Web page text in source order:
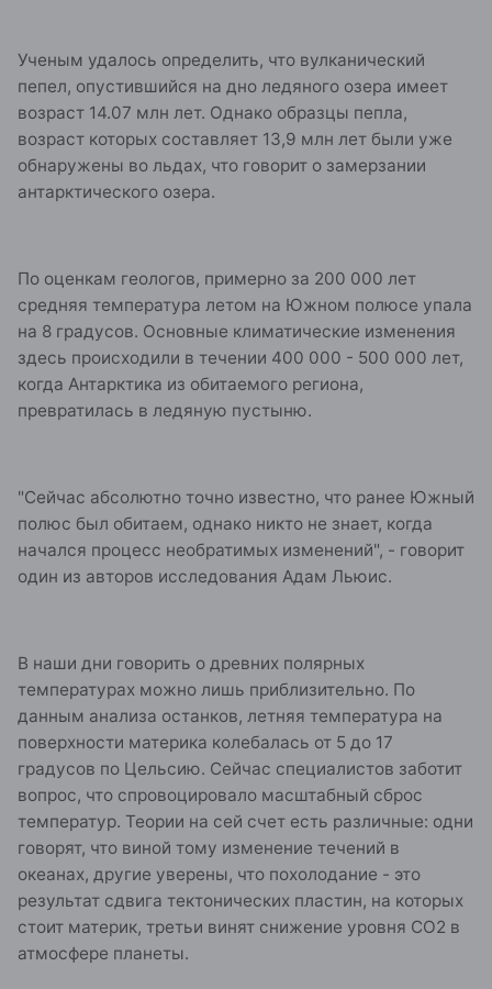
Ученым удалось определить, что вулканический
пепел, опустившийся на дно ледяного озера имеет
возраст 14.07 млн лет. Однако образцы пепла,
возраст которых составляет 13,9 млн лет были уже
обнаружены во льдах, что говорит о замерзании
антарктического озера.
По оценкам геологов, примерно за 200 000 лет
средняя температура летом на Южном полюсе упала
на 8 градусов. Основные климатические изменения
здесь происходили в течении 400 000 - 500 000 лет,
когда Антарктика из обитаемого региона,
превратилась в ледяную пустыню.
"Сейчас абсолютно точно известно, что ранее Южный
полюс был обитаем, однако никто не знает, когда
начался процесс необратимых изменений", - говорит
один из авторов исследования Адам Льюис.
В наши дни говорить о древних полярных
температурах можно лишь приблизительно. По
данным анализа останков, летняя температура на
поверхности материка колебалась от 5 до 17
градусов по Цельсию. Сейчас специалистов заботит
вопрос, что спровоцировало масштабный сброс
температур. Теории на сей счет есть различные: одни
говорят, что виной тому изменение течений в
океанах, другие уверены, что похолодание - это
результат сдвига тектонических пластин, на которых
стоит материк, третьи винят снижение уровня СО2 в
атмосфере планеты.